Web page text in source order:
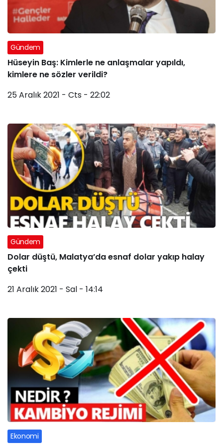
Gündem
Hüseyin Baş: Kimlerle ne anlaşmalar yapıldı,
kimlere ne sözler verildi?
25 Aralık 2021 - Cts - 22:02
Gündem
Dolar düştü, Malatya’da esnaf dolar yakıp halay
çekti
21 Aralık 2021 - Sal - 14:14
Ekonomi